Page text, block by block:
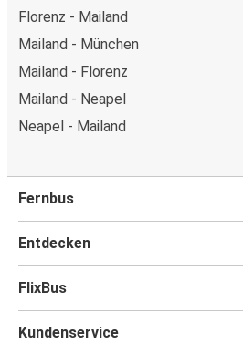
Florenz - Mailand
Mailand - München
Mailand - Florenz
Mailand - Neapel
Neapel - Mailand
Fernbus
Entdecken
FlixBus
Kundenservice